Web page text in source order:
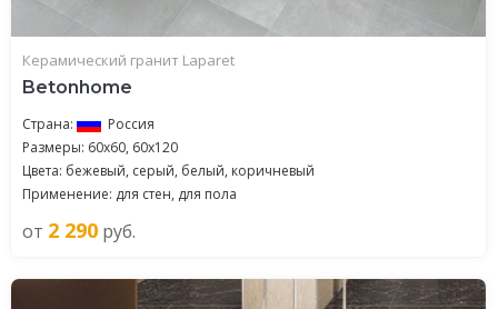
Керамический гранит Laparet
Betonhome
Страна:
Россия
Размеры: 60x60, 60x120
Цвета: бежевый, серый, белый, коричневый
Применение: для стен, для пола
от 2 290 руб.